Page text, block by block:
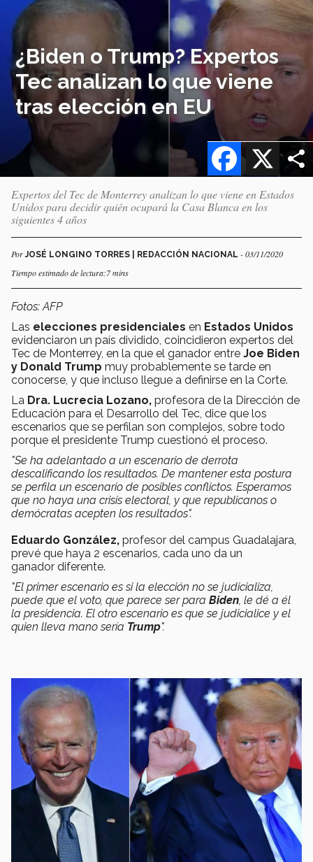
¿Biden o Trump? Expertos
Tec analizan lo que viene
tras elección en EU
X
Facebook
Expertos del Tec de Monterrey analizan lo que viene en Estados
Unidos para decidir quién ocupará la Casa Blanca en los
siguientes 4 años
PorJOSÉ LONGINO TORRES | REDACCIÓN NACIONAL - 03/11/2020
Tiempo estimado de lectura:7 mins
Fotos: AFP
Las elecciones presidenciales en Estados Unidos
evidenciaron un país dividido, coincidieron expertos del
Tec de Monterrey, en la que el ganador entre Joe Biden
y Donald Trump muy probablemente se tarde en
conocerse, y que incluso llegue a definirse en la Corte.
La Dra. Lucrecia Lozano, profesora de la Dirección de
Educación para el Desarrollo del Tec, dice que los
escenarios que se perfilan son complejos, sobre todo
porque el presidente Trump cuestionó el proceso.
"Se ha adelantado a un escenario de derrota
descalificando los resultados. De mantener esta postura
se perfila un escenario de posibles conflictos. Esperamos
que no haya una crisis electoral, y que republicanos o
demócratas acepten los resultados".
Eduardo González, profesor del campus Guadalajara,
prevé que haya 2 escenarios, cada uno da un
ganador diferente.
"El primer escenario es si la elección no se judicializa,
puede que el voto, que parece ser para Biden , le dé a él
la presidencia. El otro escenario es que se judicialice y el
quien lleva mano sería Trump".